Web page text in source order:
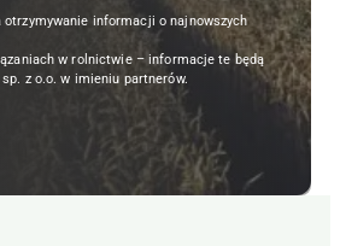
otrzymywanie informacji o najnowszych
w rolnictwie – informacje te będą
sp. z o.o. w imieniu partnerów.